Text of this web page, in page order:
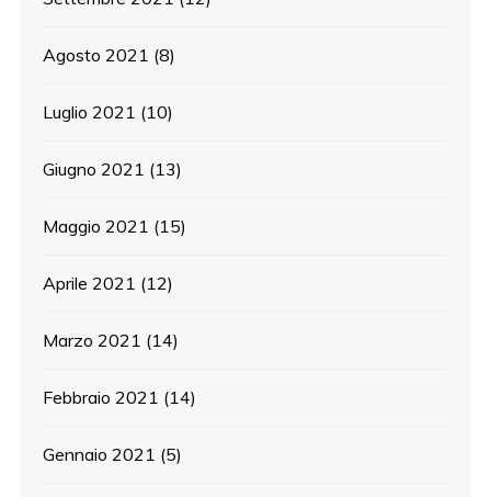
Agosto 2021 (8)
Luglio 2021 (10)
Giugno 2021 (13)
Maggio 2021 (15)
Aprile 2021 (12)
Marzo 2021 (14)
Febbraio 2021 (14)
Gennaio 2021 (5)